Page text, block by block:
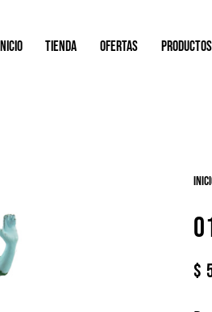
INICIO TIENDA OFERTAS
$